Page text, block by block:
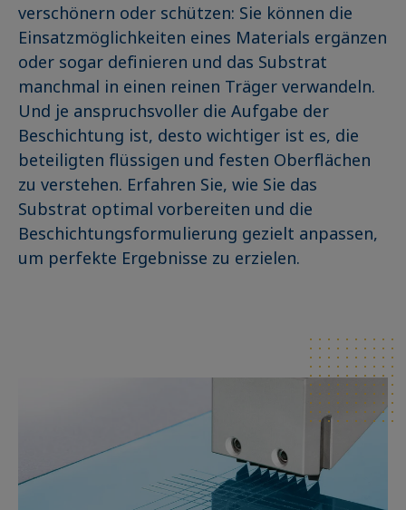
verschönern oder schützen: Sie können die
Einsatzmöglichkeiten eines Materials ergänzen
oder sogar definieren und das Substrat
manchmal in einen reinen Träger verwandeln.
Und je anspruchsvoller die Aufgabe der
Beschichtung ist, desto wichtiger ist es, die
beteiligten flüssigen und festen Oberflächen
zu verstehen. Erfahren Sie, wie Sie das
Substrat optimal vorbereiten und die
Beschichtungsformulierung gezielt anpassen,
um perfekte Ergebnisse zu erzielen.